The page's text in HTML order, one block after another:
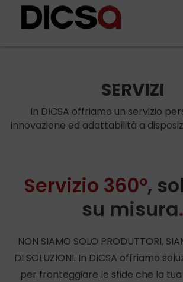
Salta al
SERVIZI
In DICSA offriamo un servizio
Innovazione ed adattabilità a
Servizio 360º,
su misura.
NON SIAMO SOLO PRODUTTORI,
DI SOLUZIONI. In DICSA offriamo
per fronteggiare le sfide che la